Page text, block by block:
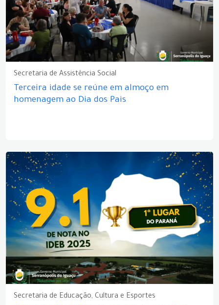
Secretaria de Assistência Social
Terceira idade se reúne em almoço em
homenagem ao Dia dos Pais
Secretaria de Educação, Cultura e Esportes